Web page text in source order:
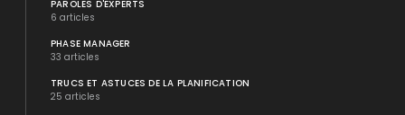
PAROLES D'EXPERTS
6 articles
PHASE MANAGER
33 articles
TRUCS ET ASTUCES DE LA PLANIFICATION
25 articles